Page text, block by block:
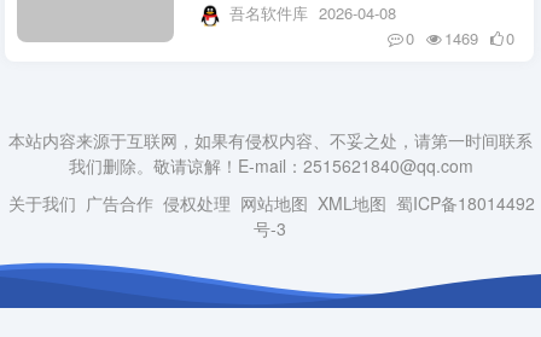
吾名软件库 2026-04-08
0
1469 0
本站内容来源于互联网，如果有侵权内容、不妥之处，请第一时间联系
我们删除。敬请谅解！E-mail：2515621840@qq.com
关于我们 广告合作 侵权处理 网站地图 XML地图 蜀ICP备18014492
号-3